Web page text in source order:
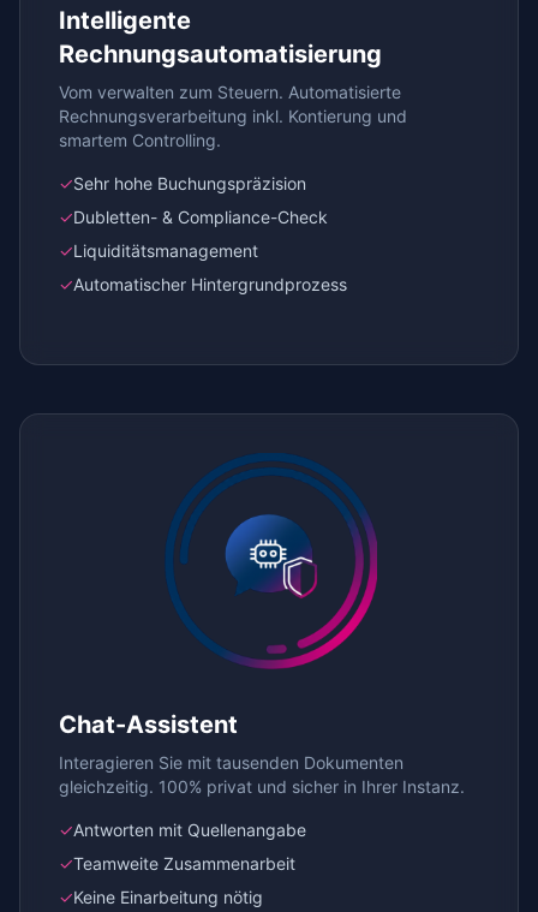
Intelligente
Rechnungsautomatisierung
Vom verwalten zum Steuern. Automatisierte
Rechnungsverarbeitung inkl. Kontierung und
smartem Controlling.
✓Sehr hohe Buchungspräzision
✓Dubletten- & Compliance-Check
✓Liquiditätsmanagement
✓Automatischer Hintergrundprozess
Chat-Assistent
Interagieren Sie mit tausenden Dokumenten
gleichzeitig. 100% privat und sicher in Ihrer Instanz.
✓Antworten mit Quellenangabe
✓Teamweite Zusammenarbeit
✓Keine Einarbeitung nötig